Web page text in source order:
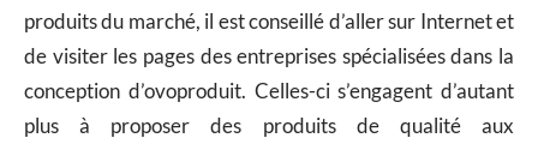
produits du marché, il est conseillé d’aller sur Internet et
de visiter les pages des entreprises spécialisées dans la
conception d’ovoproduit. Celles-ci s’engagent d’autant
plus à proposer des produits de qualité aux